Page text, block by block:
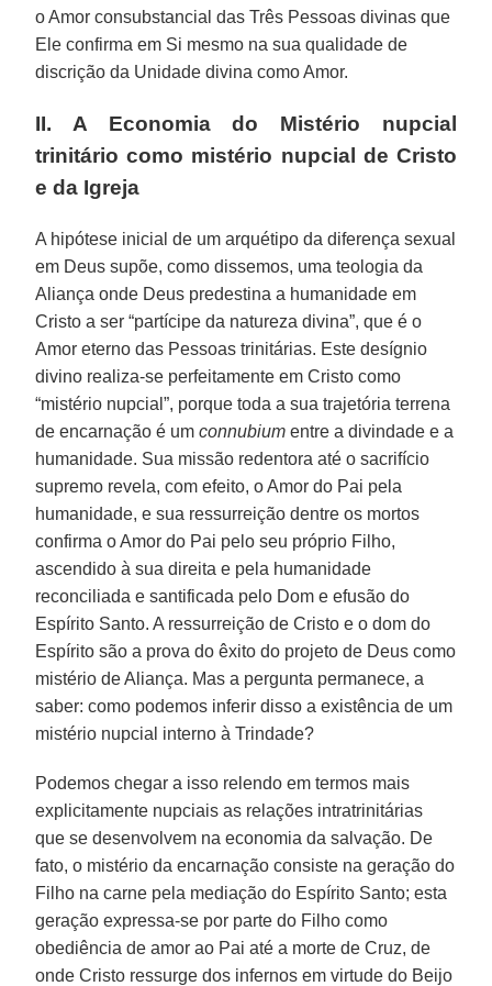
o Amor consubstancial das Três Pessoas divinas que
Ele confirma em Si mesmo na sua qualidade de
discrição da Unidade divina como Amor.
II. A Economia do Mistério nupcial
trinitário como mistério nupcial de Cristo
e da Igreja
A hipótese inicial de um arquétipo da diferença sexual
em Deus supõe, como dissemos, uma teologia da
Aliança onde Deus predestina a humanidade em
Cristo a ser “partícipe da natureza divina”, que é o
Amor eterno das Pessoas trinitárias. Este desígnio
divino realiza-se perfeitamente em Cristo como
“mistério nupcial”, porque toda a sua trajetória terrena
de encarnação é umconnubium entre a divindade e a
humanidade. Sua missão redentora até o sacrifício
supremo revela, com efeito, o Amor do Pai pela
humanidade, e sua ressurreição dentre os mortos
confirma o Amor do Pai pelo seu próprio Filho,
ascendido à sua direita e pela humanidade
reconciliada e santificada pelo Dom e efusão do
Espírito Santo. A ressurreição de Cristo e o dom do
Espírito são a prova do êxito do projeto de Deus como
mistério de Aliança. Mas a pergunta permanece, a
saber: como podemos inferir disso a existência de um
mistério nupcial interno à Trindade?
Podemos chegar a isso relendo em termos mais
explicitamente nupciais as relações intratrinitárias
que se desenvolvem na economia da salvação. De
fato, o mistério da encarnação consiste na geração do
Filho na carne pela mediação do Espírito Santo; esta
geração expressa-se por parte do Filho como
obediência de amor ao Pai até a morte de Cruz, de
onde Cristo ressurge dos infernos em virtude do Beijo